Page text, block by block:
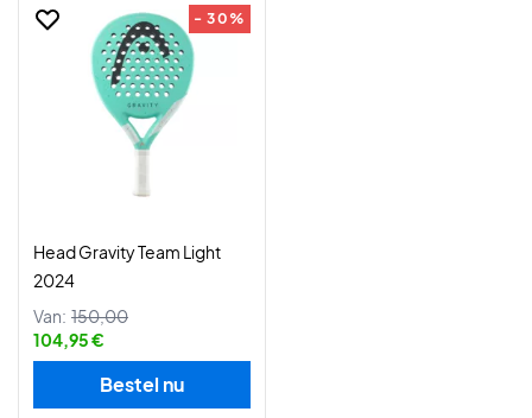
- 30%
Head Gravity Team Light
2024
Van: 150,00
104,95 €
Bestel nu